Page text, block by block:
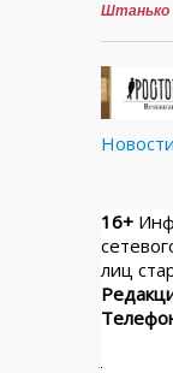
Штанько
16+
лиц